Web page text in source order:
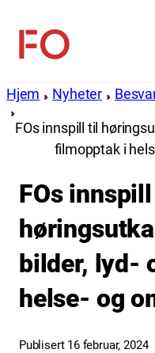
innhold
FO
Hjem Nyheter
FOs innspill til
filmopptak i
FOs innspill
bilder, lyd-
helse- og
Publisert 16 februar, 2024